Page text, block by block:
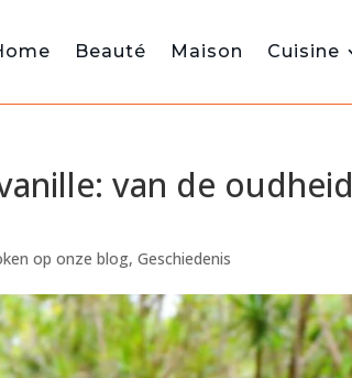
Beauté Maison Cuisine
van de oudheid
op onze blog,Geschiedenis